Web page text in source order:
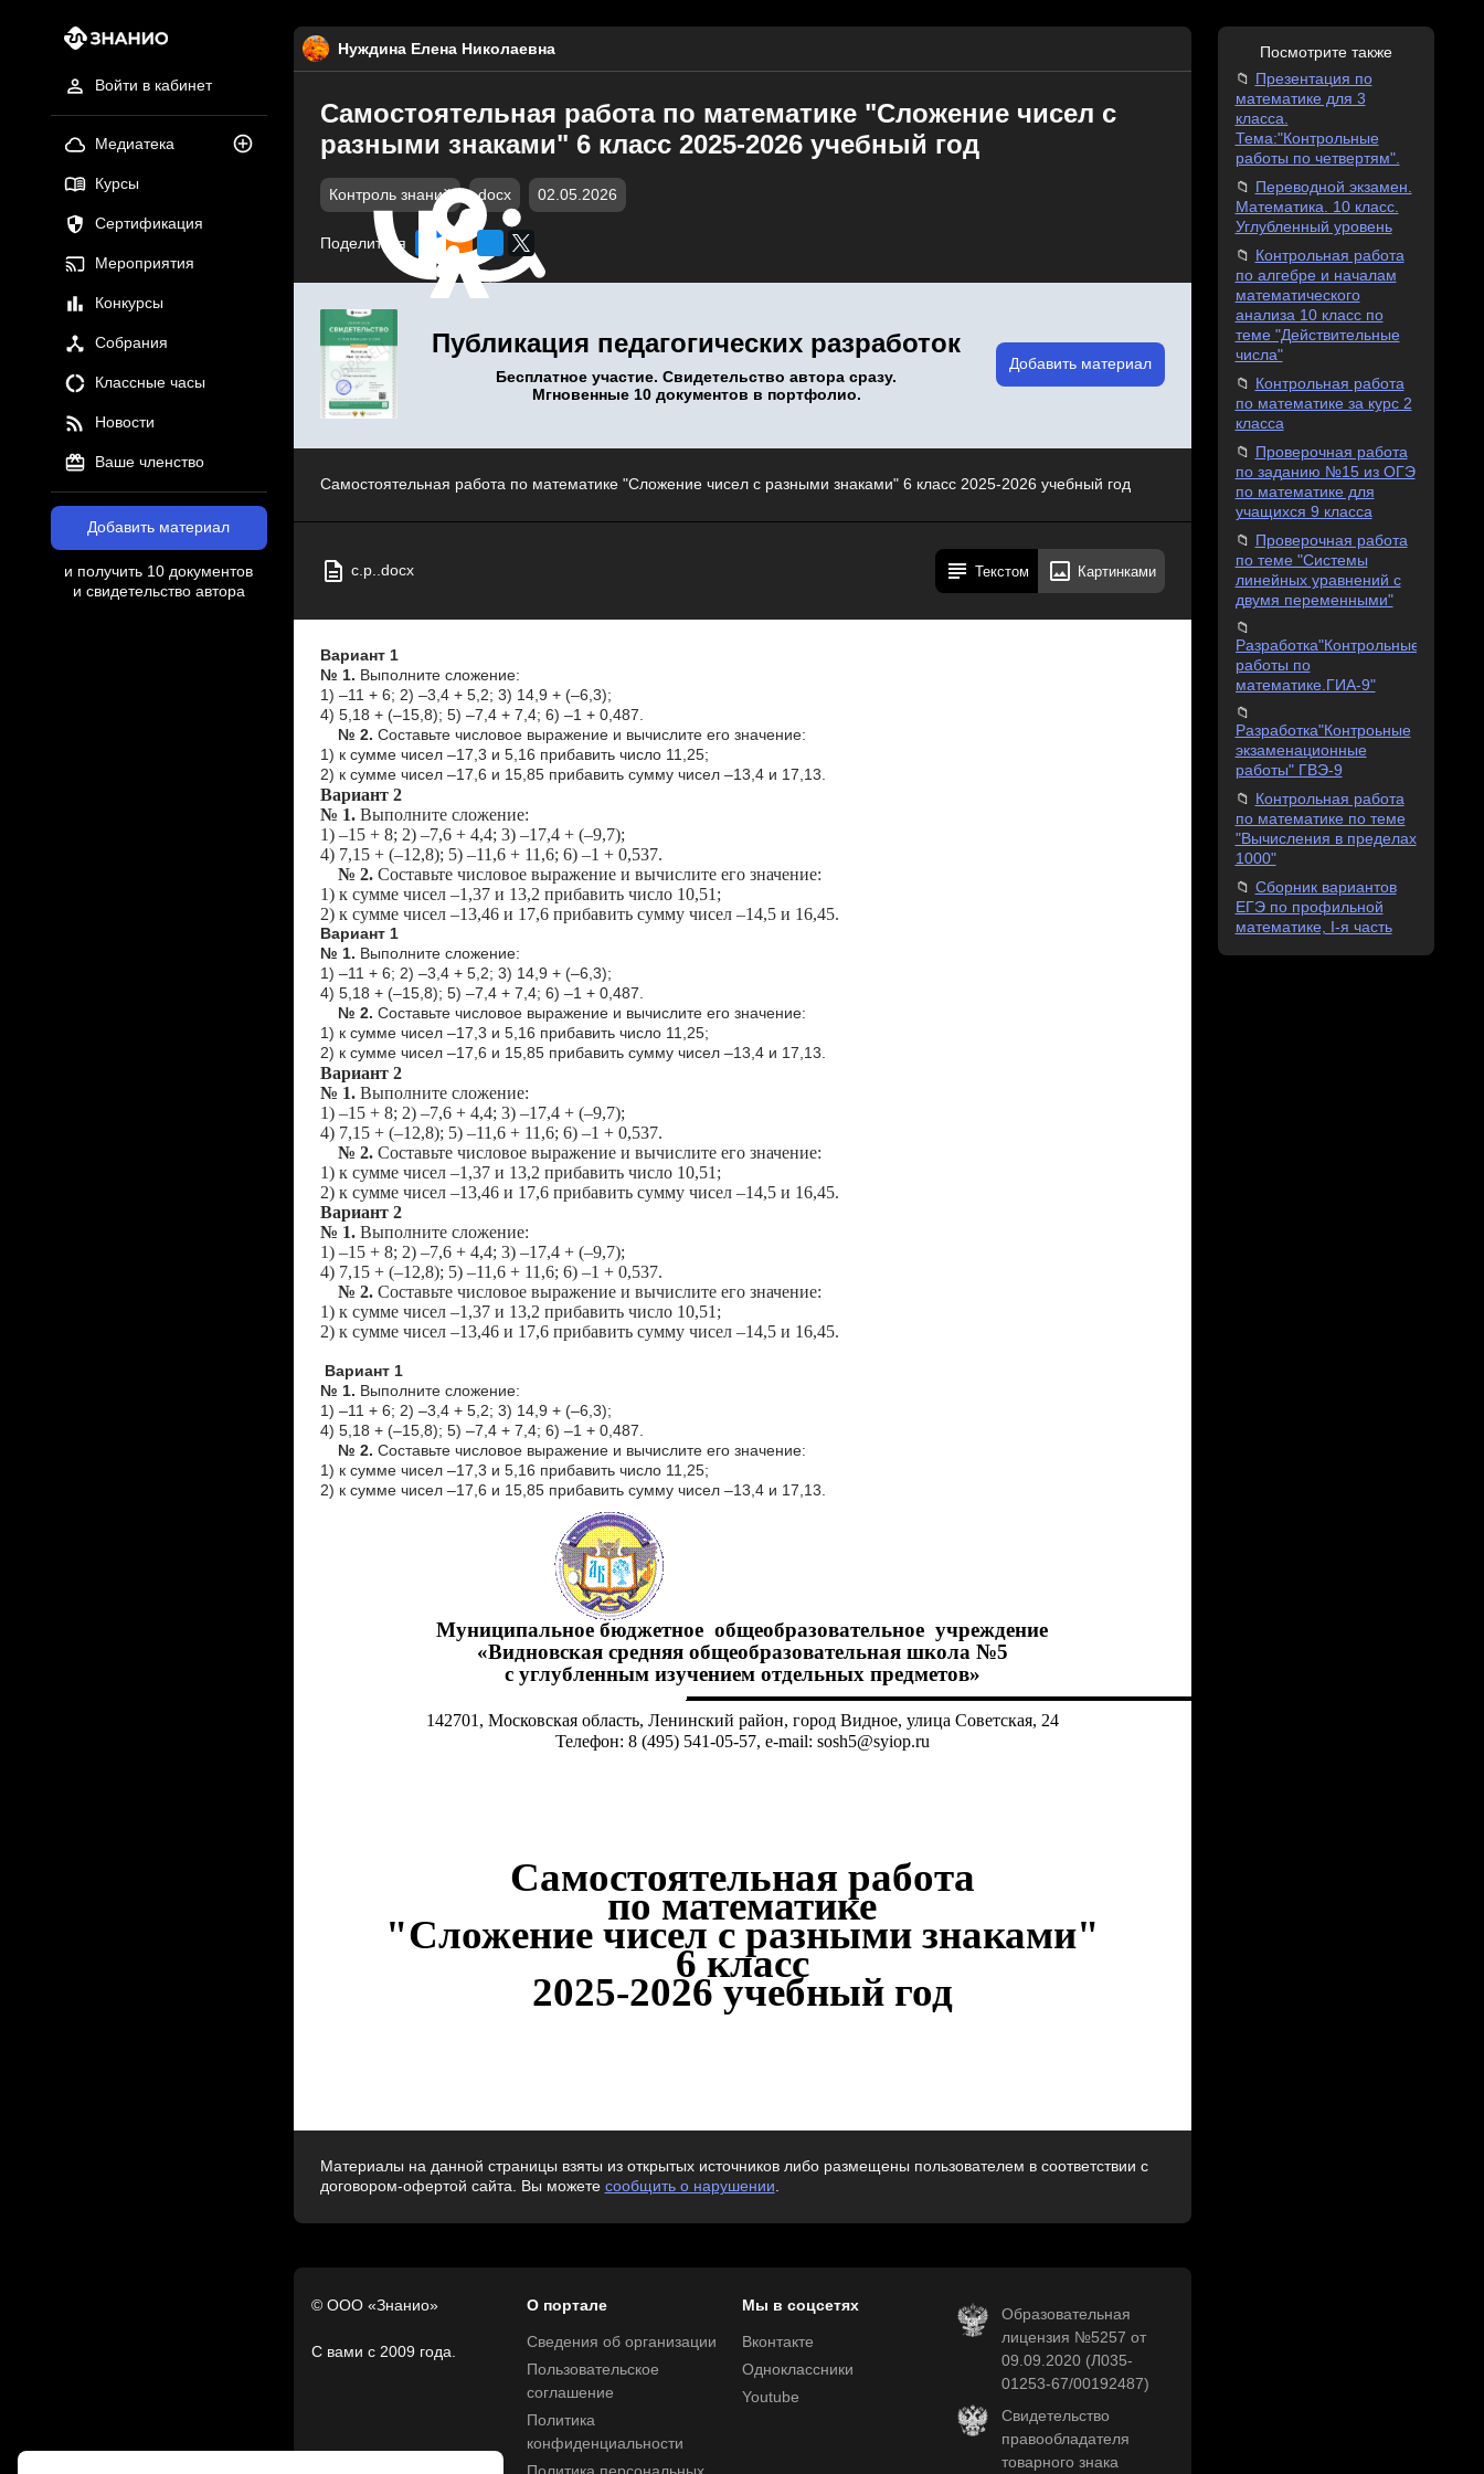
Войти в кабинет
Медиатека
Курсы
Сертификация
Мероприятия
Конкурсы
Собрания
Классные часы
Новости
Ваше членство
Добавить материал
и получить 10 документов
и свидетельство автора
Нуждина Елена Николаевна
Самостоятельная работа по математике "Сложение чисел с
разными знаками" 6 класс 2025-2026 учебный год
Контроль знаний docx 02.05.2026
Поделиться
Публикация педагогических разработок
Бесплатное участие. Свидетельство автора сразу.
Мгновенные 10 документов в портфолио.
Добавить материал
Самостоятельная работа по математике "Сложение чисел с разными знаками" 6 класс 2025-2026 учебный год
с.р..docx Текстом Картинками
Вариант 1
№ 1. Выполните сложение:
1) –11 + 6; 2) –3,4 + 5,2; 3) 14,9 + (–6,3);
4) 5,18 + (–15,8); 5) –7,4 + 7,4; 6) –1 + 0,487.
№ 2. Составьте числовое выражение и вычислите его значение:
1) к сумме чисел –17,3 и 5,16 прибавить число 11,25;
2) к сумме чисел –17,6 и 15,85 прибавить сумму чисел –13,4 и 17,13.
Вариант 2
№ 1.Выполните сложение:
1) –15 + 8; 2) –7,6 + 4,4; 3) –17,4 + (–9,7);
4) 7,15 + (–12,8); 5) –11,6 + 11,6; 6) –1 + 0,537.
№ 2.Составьте числовое выражение и вычислите его значение:
1) к сумме чисел –1,37 и 13,2 прибавить число 10,51;
2) к сумме чисел –13,46 и 17,6 прибавить сумму чисел –14,5 и 16,45.
Вариант 1
№ 1. Выполните сложение:
1) –11 + 6; 2) –3,4 + 5,2; 3) 14,9 + (–6,3);
4) 5,18 + (–15,8); 5) –7,4 + 7,4; 6) –1 + 0,487.
№ 2. Составьте числовое выражение и вычислите его значение:
1) к сумме чисел –17,3 и 5,16 прибавить число 11,25;
2) к сумме чисел –17,6 и 15,85 прибавить сумму чисел –13,4 и 17,13.
Вариант 2
№ 1.Выполните сложение:
1) –15 + 8; 2) –7,6 + 4,4; 3) –17,4 + (–9,7);
4) 7,15 + (–12,8); 5) –11,6 + 11,6; 6) –1 + 0,537.
№ 2.Составьте числовое выражение и вычислите его значение:
1) к сумме чисел –1,37 и 13,2 прибавить число 10,51;
2) к сумме чисел –13,46 и 17,6 прибавить сумму чисел –14,5 и 16,45.
Вариант 2
№ 1.Выполните сложение:
1) –15 + 8; 2) –7,6 + 4,4; 3) –17,4 + (–9,7);
4) 7,15 + (–12,8); 5) –11,6 + 11,6; 6) –1 + 0,537.
№ 2.Составьте числовое выражение и вычислите его значение:
1) к сумме чисел –1,37 и 13,2 прибавить число 10,51;
2) к сумме чисел –13,46 и 17,6 прибавить сумму чисел –14,5 и 16,45.
Вариант 1
№ 1. Выполните сложение:
1) –11 + 6; 2) –3,4 + 5,2; 3) 14,9 + (–6,3);
4) 5,18 + (–15,8); 5) –7,4 + 7,4; 6) –1 + 0,487.
№ 2. Составьте числовое выражение и вычислите его значение:
1) к сумме чисел –17,3 и 5,16 прибавить число 11,25;
2) к сумме чисел –17,6 и 15,85 прибавить сумму чисел –13,4 и 17,13.
Муниципальное бюджетное общеобразовательное учреждение
«Видновская средняя общеобразовательная школа №5
с углубленным изучением отдельных предметов»
142701, Московская область, Ленинский район, город Видное, улица Советская, 24
Телефон: 8 (495) 541-05-57, e-mail: sosh5@syiop.ru
Самостоятельная работа
по математике
"Сложение чисел с разными знаками"
6 класс
2025-2026 учебный год
Материалы на данной страницы взяты из открытых источников либо размещены пользователем в соответствии с
договором-офертой сайта. Вы можете сообщить о нарушении.
© ООО «Знанио»
С вами с 2009 года.
О портале
Сведения об организации
Пользовательское
соглашение
Политика
конфиденциальности
Мы в соцсетях
Вконтакте
Одноклассники
Youtube
Образовательная
лицензия №5257 от
09.09.2020 (Л035-
01253-67/00192487)
Свидетельство
правообладателя
товарного знака
Посмотрите также
Презентация по
математике для 3
класса.
Тема:"Контрольные
работы по четвертям".
Переводной экзамен.
Математика. 10 класс.
Углубленный уровень
Контрольная работа
по алгебре и началам
математического
анализа 10 класс по
теме "Действительные
числа"
Контрольная работа
по математике за курс 2
класса
Проверочная работа
по заданию №15 из ОГЭ
по математике для
учащихся 9 класса
Проверочная работа
по теме "Системы
линейных уравнений с
двумя переменными"
Разработка"Контрольные
работы по
математике.ГИА-9"
Разработка"Контроьные
экзаменационные
работы" ГВЭ-9
Контрольная работа
по математике по теме
"Вычисления в пределах
1000"
Сборник вариантов
ЕГЭ по профильной
математике, I-я часть